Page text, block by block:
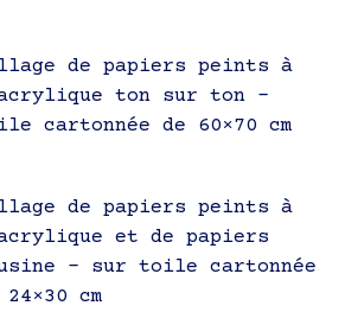
de papiers peints à
ton sur ton –
cartonnée de 60×70 cm
de papiers peints à
et de papiers
– sur toile cartonnée
cm